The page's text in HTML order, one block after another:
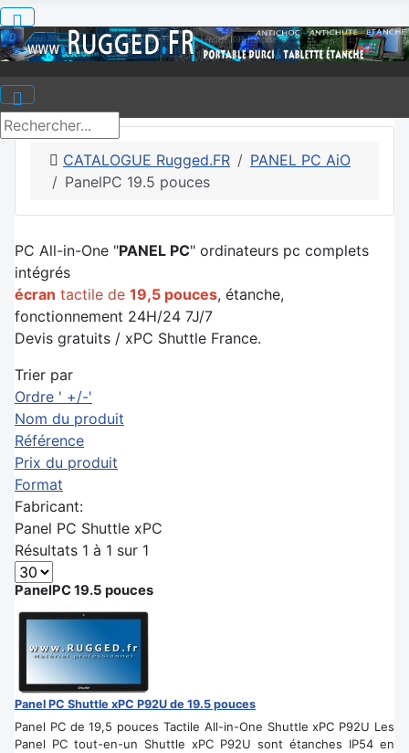
CATALOGUE Rugged.FR
PANEL PC AiO
PanelPC 19.5 pouces
PC All-in-One "PANEL PC" ordinateurs pc complets
intégrés
écran tactile de 19,5 pouces, étanche,
fonctionnement 24H/24 7J/7
Devis gratuits / xPC Shuttle France.
Trier par
Ordre ' +/-'
Nom du produit
Référence
Prix du produit
Format
Fabricant:
Panel PC Shuttle xPC
Résultats 1 à 1 sur 1
PanelPC 19.5 pouces
Panel PC Shuttle xPC P92U de 19.5 pouces
Panel PC de 19,5 pouces Tactile All-in-One Shuttle xPC P92U Les
Panel PC tout-en-un Shuttle xPC P92U sont étanches IP54 en